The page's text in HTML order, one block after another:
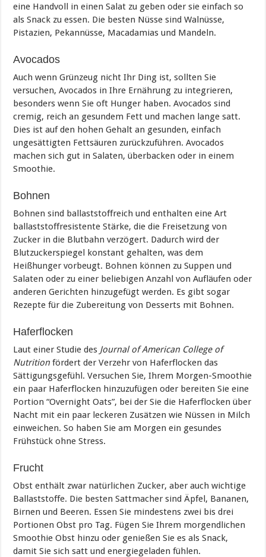
eine Handvoll in einen Salat zu geben oder sie einfach so
als Snack zu essen. Die besten Nüsse sind Walnüsse,
Pistazien, Pekannüsse, Macadamias und Mandeln.
Avocados
Auch wenn Grünzeug nicht Ihr Ding ist, sollten Sie
versuchen, Avocados in Ihre Ernährung zu integrieren,
besonders wenn Sie oft Hunger haben. Avocados sind
cremig, reich an gesundem Fett und machen lange satt.
Dies ist auf den hohen Gehalt an gesunden, einfach
ungesättigten Fettsäuren zurückzuführen. Avocados
machen sich gut in Salaten, überbacken oder in einem
Smoothie.
Bohnen
Bohnen sind ballaststoffreich und enthalten eine Art
ballaststoffresistente Stärke, die die Freisetzung von
Zucker in die Blutbahn verzögert. Dadurch wird der
Blutzuckerspiegel konstant gehalten, was dem
Heißhunger vorbeugt. Bohnen können zu Suppen und
Salaten oder zu einer beliebigen Anzahl von Aufläufen oder
anderen Gerichten hinzugefügt werden. Es gibt sogar
Rezepte für die Zubereitung von Desserts mit Bohnen.
Haferflocken
Laut einer Studie des Journal of American College of
Nutrition fördert der Verzehr von Haferflocken das
Sättigungsgefühl. Versuchen Sie, Ihrem Morgen-Smoothie
ein paar Haferflocken hinzuzufügen oder bereiten Sie eine
Portion “Overnight Oats”, bei der Sie die Haferflocken über
Nacht mit ein paar leckeren Zusätzen wie Nüssen in Milch
einweichen. So haben Sie am Morgen ein gesundes
Frühstück ohne Stress.
Frucht
Obst enthält zwar natürlichen Zucker, aber auch wichtige
Ballaststoffe. Die besten Sattmacher sind Äpfel, Bananen,
Birnen und Beeren. Essen Sie mindestens zwei bis drei
Portionen Obst pro Tag. Fügen Sie Ihrem morgendlichen
Smoothie Obst hinzu oder genießen Sie es als Snack,
damit Sie sich satt und energiegeladen fühlen.